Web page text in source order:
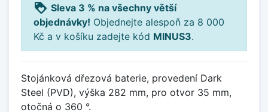
loyalty Sleva 3 % na všechny větší
objednávky! Objednejte alespoň za 8 000
Kč a v košíku zadejte kód MINUS3.
Stojánková dřezová baterie, provedení Dark
Steel (PVD), výška 282 mm, pro otvor 35 mm,
otočná o 360 °.